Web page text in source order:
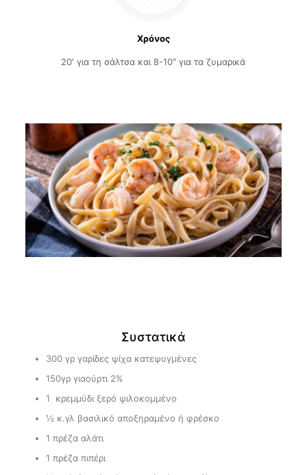
Χρόνος
20′ για τη σάλτσα και 8-10″ για τα ζυμαρικά
Συστατικά
300 γρ γαρίδες ψίχα κατεψυγμένες
150γρ γιαούρτι 2%
1 κρεμμύδι ξερό ψιλοκομμένο
½ κ.γλ βασιλικό αποξηραμένο ή φρέσκο
1 πρέζα αλάτι
1 πρέζα πιπέρι